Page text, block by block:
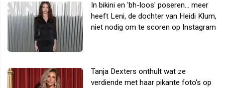
In bikini en 'bh-loos' poseren... meer
heeft Leni, de dochter van Heidi Klum,
niet nodig om te scoren op Instagram
Tanja Dexters onthult wat ze
verdiende met haar pikante foto's op